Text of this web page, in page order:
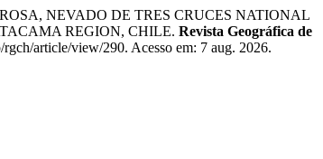
NEVADO DE TRES CRUCES NATIONAL
REGION, CHILE. Revista Geográfica de
article/view/290. Acesso em: 7 aug. 2026.